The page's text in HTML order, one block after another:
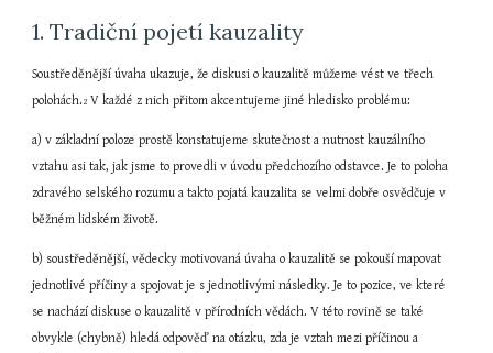
1. Tradiční pojetí kauzality
Soustředěnější úvaha ukazuje, že diskusi o kauzalitě můžeme vést ve třech
polohách.2 V každé z nich přitom akcentujeme jiné hledisko problému:
a) v základní poloze prostě konstatujeme skutečnost a nutnost kauzálního
vztahu asi tak, jak jsme to provedli v úvodu předchozího odstavce. Je to poloha
zdravého selského rozumu a takto pojatá kauzalita se velmi dobře osvědčuje v
běžném lidském životě.
b) soustředěnější, vědecky motivovaná úvaha o kauzalitě se pokouší mapovat
jednotlivé příčiny a spojovat je s jednotlivými následky. Je to pozice, ve které
se nachází diskuse o kauzalitě v přírodních vědách. V této rovině se také
obvykle (chybně) hledá odpověď na otázku, zda je vztah mezi příčinou a